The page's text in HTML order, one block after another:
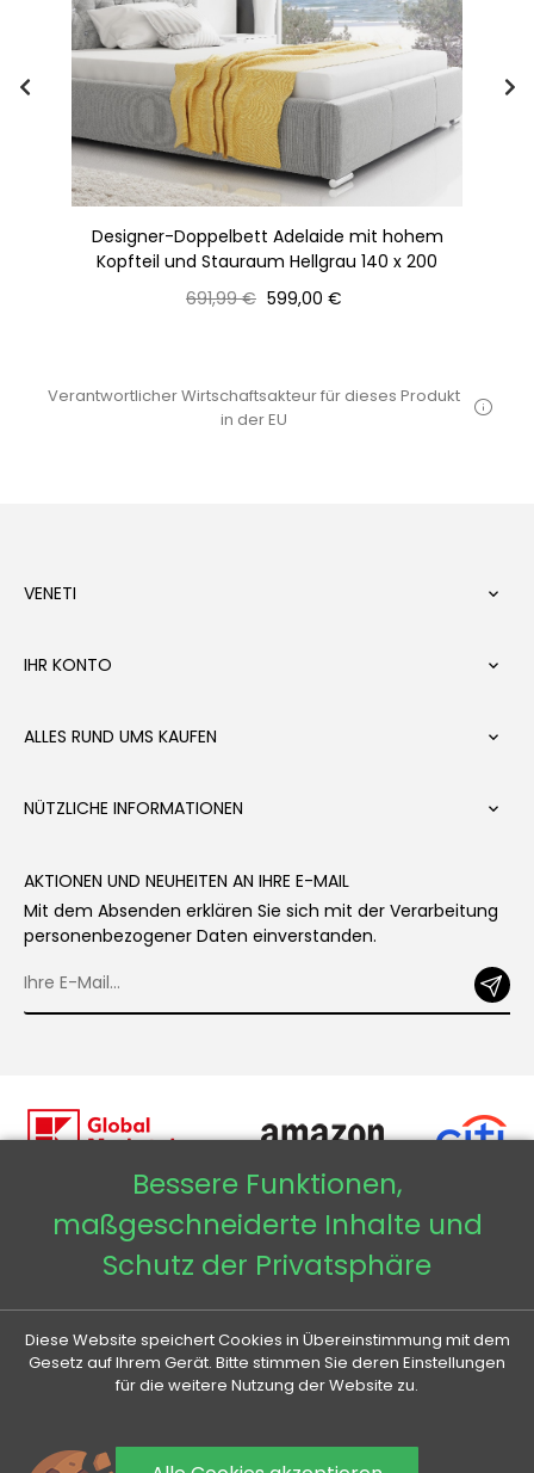
Designer-Doppelbett Adelaide mit hohem
Kopfteil und Stauraum Hellgrau 140 x 200
Normaler
691,99 € Preis
599,00 €
Verantwortlicher Wirtschaftsakteur für dieses Produkt
in der EU
VENETI 
IHR KONTO 
ALLES RUND UMS KAUFEN 
NÜTZLICHE INFORMATIONEN 
AKTIONEN UND NEUHEITEN AN IHRE E-MAIL
Mit dem Absenden erklären Sie sich mit der Verarbeitung
personenbezogener Daten einverstanden.
Veneti CZ
Bessere Funktionen,
maßgeschneiderte Inhalte und
Schutz der Privatsphäre
Diese Website speichert Cookies in Übereinstimmung mit dem
Gesetz auf Ihrem Gerät. Bitte stimmen Sie deren Einstellungen
für die weitere Nutzung der Website zu.